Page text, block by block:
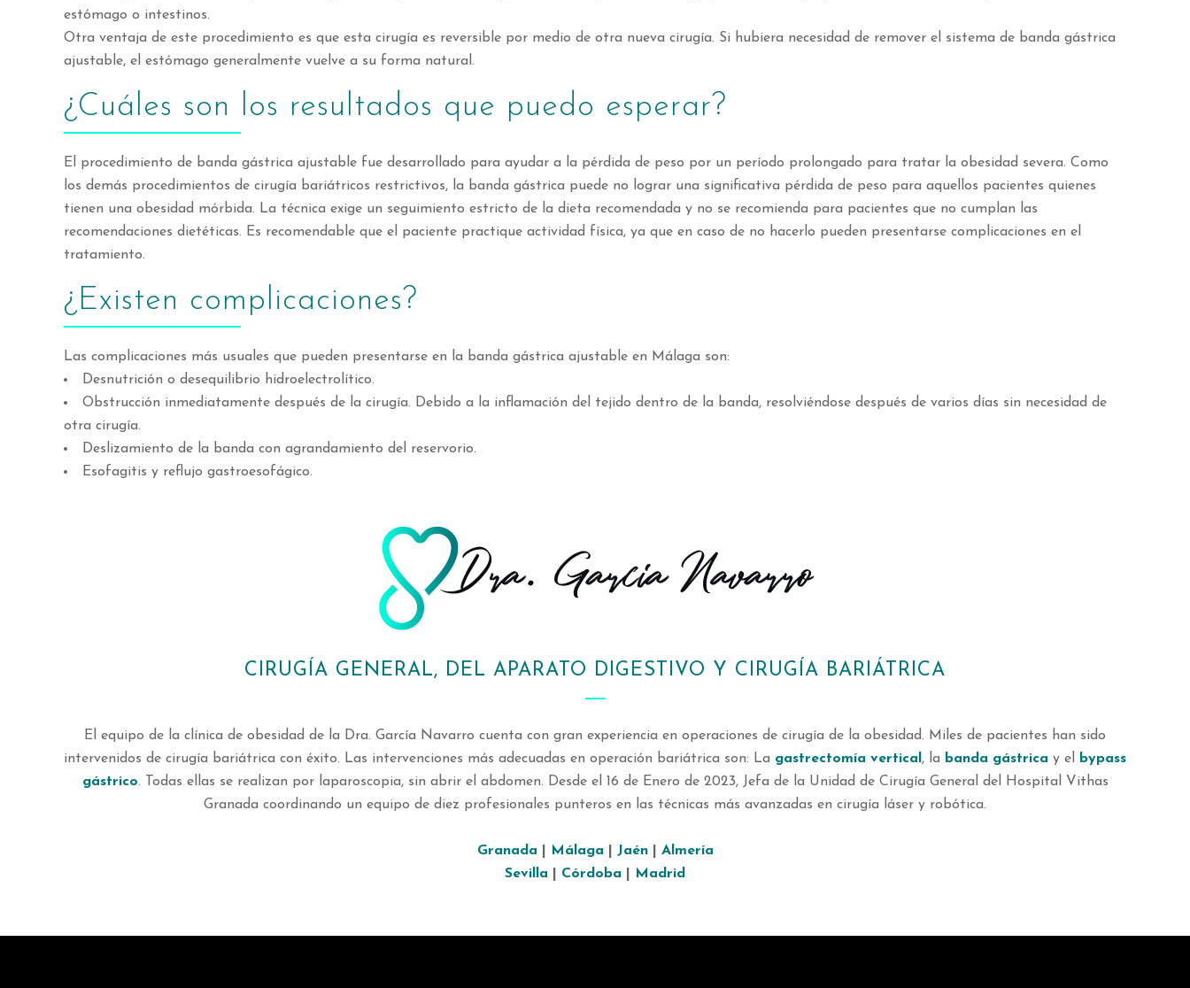
estómago o intestinos.
Otra ventaja de este procedimiento es que esta cirugía es reversible por medio de otra nueva cirugía. Si hubiera necesidad de remover el sistema de banda gástrica
ajustable, el estómago generalmente vuelve a su forma natural.
¿Cuáles son los resultados que puedo esperar?
El procedimiento de banda gástrica ajustable fue desarrollado para ayudar a la pérdida de peso por un período prolongado para tratar la obesidad severa. Como
los demás procedimientos de cirugía bariátricos restrictivos, la banda gástrica puede no lograr una significativa pérdida de peso para aquellos pacientes quienes
tienen una obesidad mórbida. La técnica exige un seguimiento estricto de la dieta recomendada y no se recomienda para pacientes que no cumplan las
recomendaciones dietéticas. Es recomendable que el paciente practique actividad física, ya que en caso de no hacerlo pueden presentarse complicaciones en el
tratamiento.
¿Existen complicaciones?
Las complicaciones más usuales que pueden presentarse en la banda gástrica ajustable en Málaga son:
Desnutrición o desequilibrio hidroelectrolítico.
Obstrucción inmediatamente después de la cirugía. Debido a la inflamación del tejido dentro de la banda, resolviéndose después de varios días sin necesidad de
otra cirugía.
Deslizamiento de la banda con agrandamiento del reservorio.
Esofagitis y reflujo gastroesofágico.
CIRUGÍA GENERAL, DEL APARATO DIGESTIVO Y CIRUGÍA BARIÁTRICA
El equipo de la clínica de obesidad de la Dra. García Navarro cuenta con gran experiencia en operaciones de cirugía de la obesidad. Miles de pacientes han sido
intervenidos de cirugía bariátrica con éxito. Las intervenciones más adecuadas en operación bariátrica son: La gastrectomía vertical , la banda gástrica y el
bypass
gástrico. Todas ellas se realizan por laparoscopia, sin abrir el abdomen. Desde el 16 de Enero de 2023, Jefa de la Unidad de Cirugía General del Hospital Vithas
Granada coordinando un equipo de diez profesionales punteros en las técnicas más avanzadas en cirugía láser y robótica.
Granada Málaga Jaén| Almería
Sevilla
Córdoba Madrid